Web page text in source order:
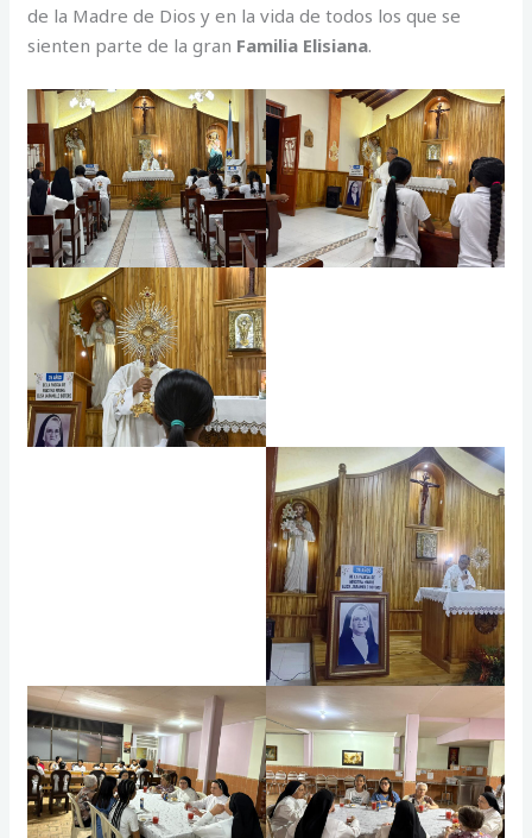
de la Madre de Dios y en la vida de todos los que se
sienten parte de la gran Familia Elisiana.